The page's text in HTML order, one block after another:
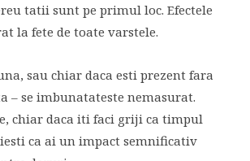
tatii sunt pe primul loc. Efectele
la fete de toate varstele.
sau chiar daca esti prezent fara
– se imbunatateste nemasurat.
chiar daca iti faci griji ca timpul
ca ai un impact semnificativ